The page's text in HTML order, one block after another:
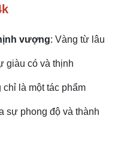
vượng: Vàng từ lâu
giàu có và thịnh
là một tác phẩm
sự phong độ và thành